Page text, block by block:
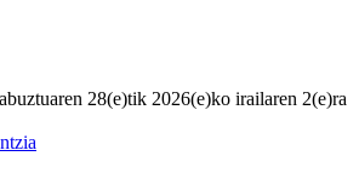
28(e)tik 2026(e)ko irailaren 2(e)ra